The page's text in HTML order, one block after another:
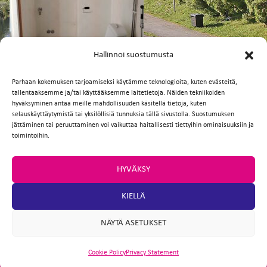
Hallinnoi suostumusta
Parhaan kokemuksen tarjoamiseksi käytämme teknologioita, kuten evästeitä,
tallentaaksemme ja/tai käyttääksemme laitetietoja. Näiden tekniikoiden
hyväksyminen antaa meille mahdollisuuden käsitellä tietoja, kuten
selauskäyttäytymistä tai yksilöllisiä tunnuksia tällä sivustolla. Suostumuksen
jättäminen tai peruuttaminen voi vaikuttaa haitallisesti tiettyihin ominaisuuksiin ja
toimintoihin.
HYVÄKSY
KIELLÄ
NÄYTÄ ASETUKSET
Cookie PolicyPrivacy Statement
FI
Facebook
TwitterEmailWhatsApp